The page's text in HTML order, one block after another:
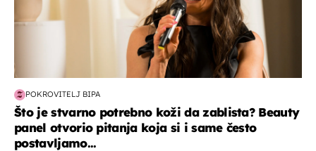
POKROVITELJ BIPA
Što je stvarno potrebno koži da zablista? Beauty
panel otvorio pitanja koja si i same često
postavljamo...